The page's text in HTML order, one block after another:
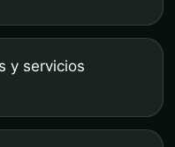
y servicios